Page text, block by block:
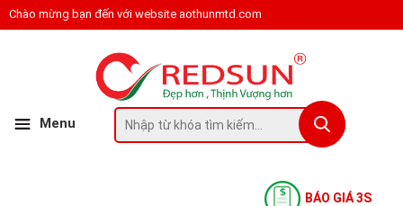
Chào mừng bạn đến với website aothunmtd.com
Menu
BÁO GIÁ 3S